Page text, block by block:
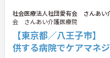
社会医療法人社団愛有会 さんあい
会 さんあい介護医療院
【東京都／八王子市
供する病院でケアマネ